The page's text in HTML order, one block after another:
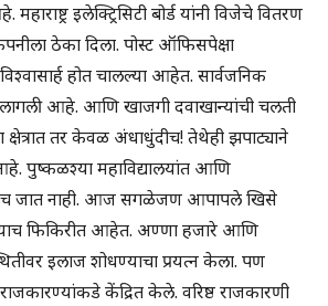
इलेक्ट्रिसिटी बोर्ड यांनी विजेचे वितरण
ठेका दिला. पोस्ट ऑफिसपेक्षा
होत चालल्या आहेत. सार्वजनिक
लागली आहे. आणि खाजगी दवाखान्यांची चलती
तर केवळ अंधाधुंदीच! तेथेही झपाट्याने
पुष्कळश्या महाविद्यालयांत आणि
जात नाही. आज सगळेजण आपापले खिसे
फिकिरीत आहेत. अण्णा हजारे आणि
इलाज शोधण्याचा प्रयत्न केला. पण
राजकारण्यांकडे केंद्रित केले. वरिष्ठ राजकारणी